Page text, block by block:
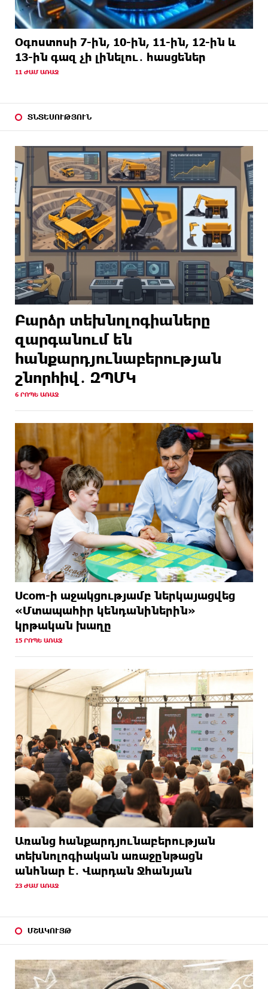
Օգոստոսի 7-ին, 10-ին, 11-ին, 12-ին և
13-ին գազ չի լինելու․ հասցեներ
11 ԺԱՄ ԱՌԱՋ
ՏՆՏԵՍՈՒԹՅՈՒՆ
Բարձր տեխնոլոգիաները
զարգանում են
հանքարդյունաբերության
շնորհիվ․ ԶՊՄԿ
6 ՐՈՊԵ ԱՌԱՋ
Ucom-ի աջակցությամբ ներկայացվեց
«Մտապահիր կենդանիներին»
կրթական խաղը
15 ՐՈՊԵ ԱՌԱՋ
Առանց հանքարդյունաբերության
տեխնոլոգիական առաջընթացն
անհնար է․ Վարդան Ջհանյան
23 ԺԱՄ ԱՌԱՋ
ՄՇԱԿՈՒՅԹ